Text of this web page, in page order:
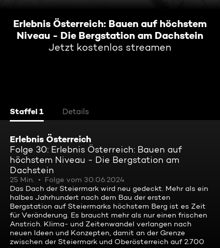
Erlebnis Österreich: Bauen auf höchstem
Niveau - Die Bergstation am Dachstein
Jetzt kostenlos streamen
Staffel 1 Details
Erlebnis Österreich
Folge 30: Erlebnis Österreich: Bauen auf
höchstem Niveau - Die Bergstation am
Dachstein
25 Min.
Folge vom 30.06.2024
Das Dach der Steiermark wird neu gedeckt. Mehr als ein
halbes Jahrhundert nach dem Bau der ersten
Bergstation auf Steiermarks höchstem Berg ist es Zeit
für Veränderung. Es braucht mehr als nur einen frischen
Anstrich. Klima- und Zeitenwandel verlangen nach
neuen Ideen und Konzepten, damit an der Grenze
zwischen der Steiermark und Oberösterreich auf 2.700